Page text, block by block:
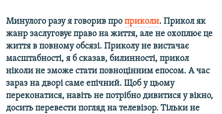
Усі сайти RFE/RL
Минулого разу я говорив про приколи. Прикол як
жанр заслуговує право на життя, але не охоплює це
життя в повному обсязі. Приколу не вистачає
масштабності, я б сказав, билинності, прикол
ніколи не зможе стати повноцінним епосом. А час
зараз на дворі саме епічний. Щоб у цьому
переконатися, навіть не потрібно дивитися у вікно,
досить перевести погляд на телевізор. Тільки не